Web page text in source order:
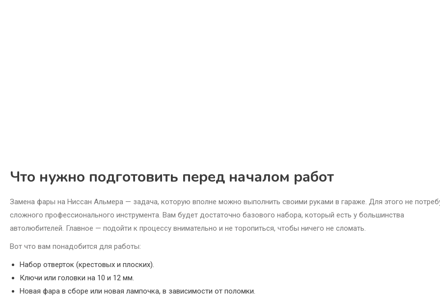
Что нужно подготовить перед началом работ
Замена фары на Ниссан Альмера — задача, которую вполне можно выполнить своими руками в гараже. Для этого не
сложного профессионального инструмента. Вам будет достаточно базового набора, который есть у большинства
автолюбителей. Главное — подойти к процессу внимательно и не торопиться, чтобы ничего не сломать.
Вот что вам понадобится для работы:
Набор отверток (крестовых и плоских).
Ключи или головки на 10 и 12 мм.
Новая фара в сборе или новая лампочка, в зависимости от поломки.